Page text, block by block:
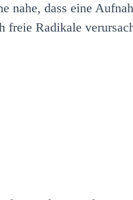
nahe, dass eine
Radikale